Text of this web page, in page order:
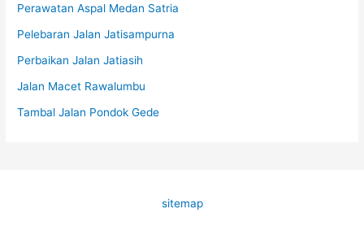
Perawatan Aspal Medan Satria
Pelebaran Jalan Jatisampurna
Perbaikan Jalan Jatiasih
Jalan Macet Rawalumbu
Tambal Jalan Pondok Gede
sitemap